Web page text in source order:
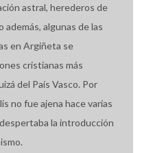
astral, herederos de
además, algunas de las
en Argiñeta se
cristianas más
del País Vasco. Por
no fue ajena hace varias
la introducción